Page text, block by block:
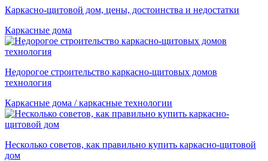
Каркасно-щитовой дом, цены, достоинства и недостатки
Каркасные дома
Недорогое строительство каркасно-щитовых домов
технология
Каркасные дома / каркасные технологии
Несколько советов, как правильно купить каркасно-щитовой
дом